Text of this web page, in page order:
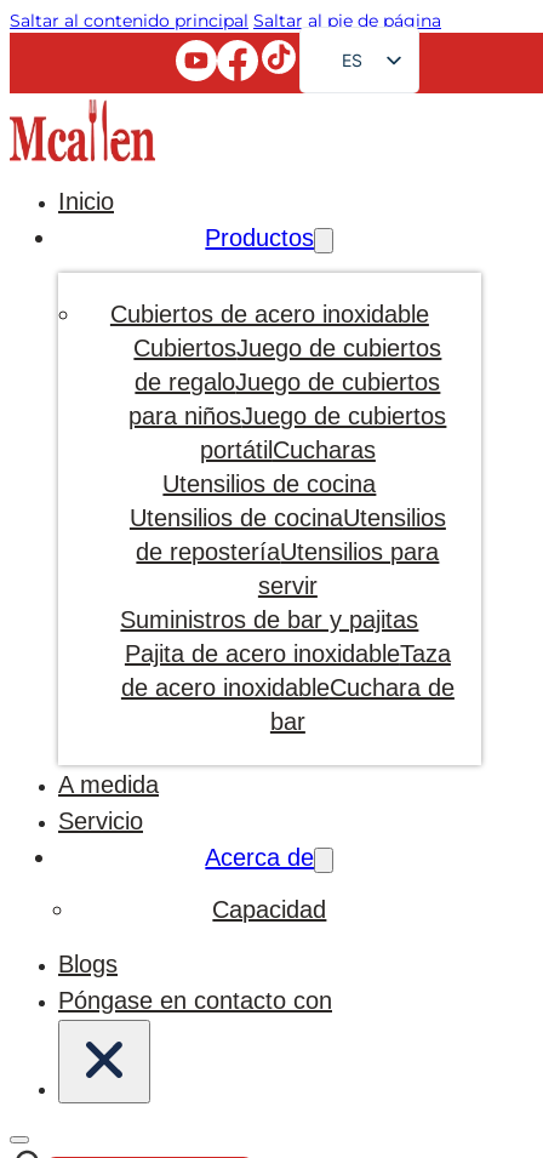
Saltar al contenido principal Saltar al pie de página
ES
EN
PT
KO
Inicio
Productos
Cubiertos de acero inoxidable
CubiertosJuego de cubiertos
de regaloJuego de cubiertos
para niñosJuego de cubiertos
portátil Cucharas
Utensilios de cocina
Utensilios de cocinaUtensilios
de reposteríaUtensilios para
servir
Suministros de bar y pajitas
Pajita de acero inoxidableTaza
de acero inoxidableCuchara de
bar
A medida
Servicio
Acerca de
Capacidad
Blogs
Póngase en contacto con